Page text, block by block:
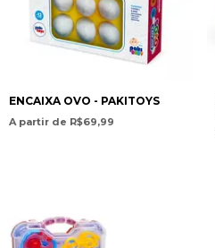
ENCAIXA OVO - PAKITOYS
A partir de R$69,99